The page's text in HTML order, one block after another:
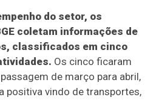
do setor, os
coletam informações de
classificados em cinco
Os cinco ficaram
de março para abril,
positiva vindo de transportes,